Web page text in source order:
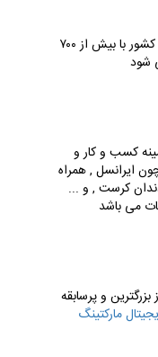
تیم خانه بات توسط کارآفرین جوان کشور با بیش از ۷۰۰
شود
در زمینه کسب و کار و
ایرانسل , همراه
کرست , و ...
می باشد
تشکیل شده از ۷ نفر از بزرگترین و پرسابقه
مارکتینگ